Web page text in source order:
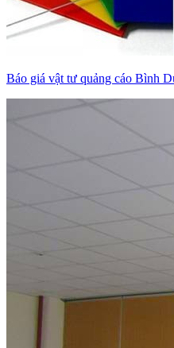
Báo giá vật tư quảng cáo Bình